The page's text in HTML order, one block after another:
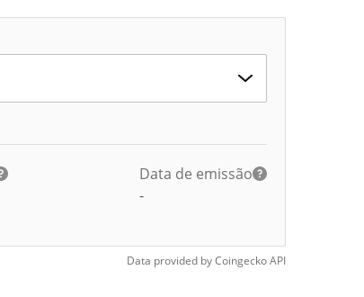
Data de emissão
-
Data provided byCoingeckoAPI